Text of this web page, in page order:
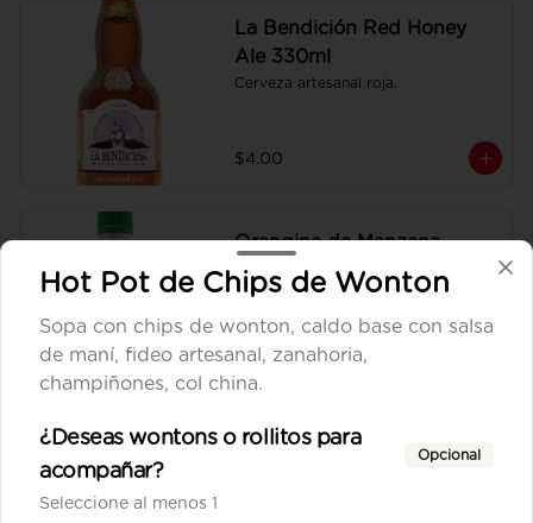
La Bendición Red Honey
Ale 330ml
Cerveza artesanal roja.
$4.00
Orangine de Manzana
250ml
Gaseosa personal.
$1.00
Orangine de Mora 250ml
Hot Pot de Chips de Wonton
Sopa con chips de wonton, caldo base con salsa
de maní, fideo artesanal, zanahoria,
champiñones, col china.
¿Deseas wontons o rollitos para
acompañar?
Opcional
Seleccione al menos 1